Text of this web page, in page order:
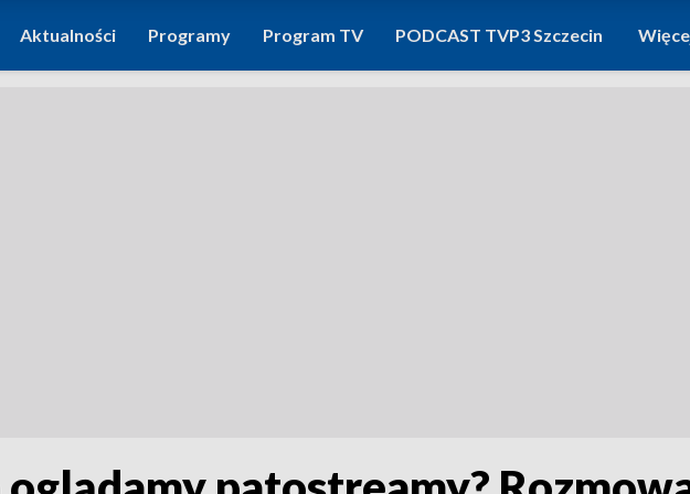
Aktualności Programy Program TV PODCAST TVP3 Szczecin